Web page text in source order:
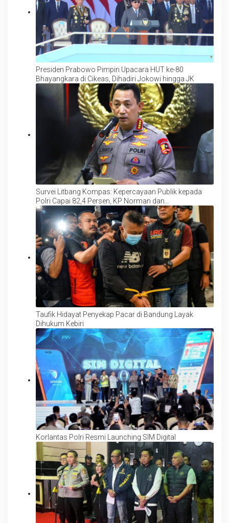
Presiden Prabowo Pimpin Upacara HUT ke-80
Bhayangkara di Cikeas, Dihadiri Jokowi hingga JK
Survei Litbang Kompas: Kepercayaan Publik kepada
Polri Capai 82,4 Persen, KP Norman dan
Hendropriyono Sebut Bukti Reformasi Berjalan
Taufik Hidayat Penyekap Pacar di Bandung Layak
Dihukum Kebiri
Korlantas Polri Resmi Launching SIM Digital